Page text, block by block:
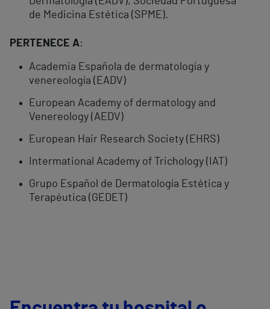
de Medicina Estética (SPME).
PERTENECE A:
Academia Española de dermatología y
venereología (EADV)
European Academy of dermatology and
Venereology (AEDV)
European Hair Research Society (EHRS)
Intermational Academy of Trichology (IAT)
Grupo Español de Dermatología Estética y
Terapéutica (GEDET)